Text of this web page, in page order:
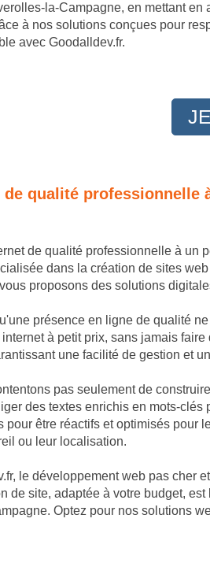
la-Campagne, en mettant
à nos solutions conçues pour
avec Goodalldev.fr.
qualité professionnelle
de qualité professionnelle à un
dans la création de sites
proposons des solutions
présence en ligne de qualité
à petit prix, sans jamais
une facilité de gestion et
pas seulement de
des textes enrichis en mots-
pour être réactifs et optimisés pour
ou leur localisation.
le développement web pas cher
de site, adaptée à votre budget,
Optez pour nos solutions